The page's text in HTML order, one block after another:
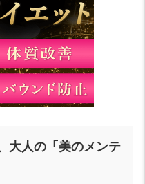
大人の「美のメンテ